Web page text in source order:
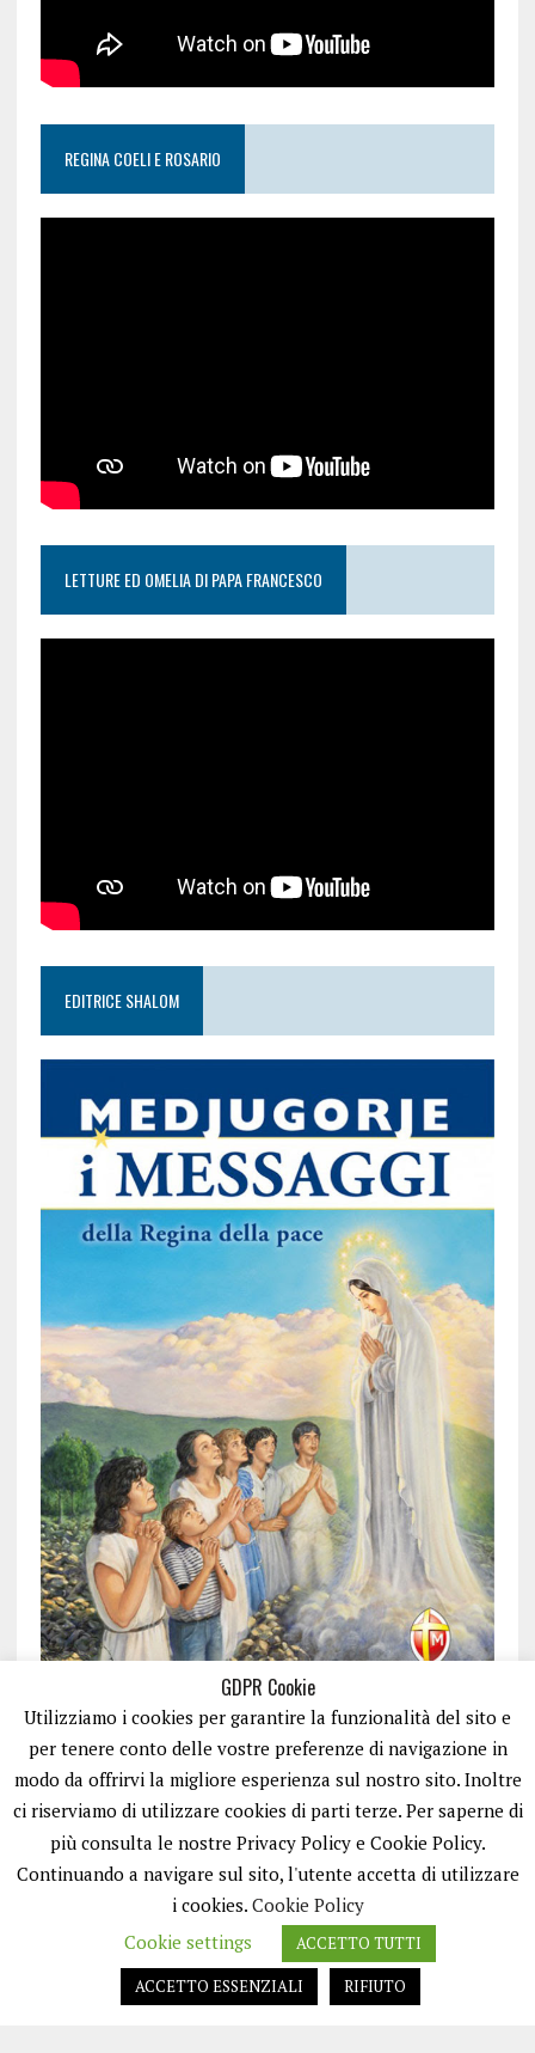
REGINA COELI E ROSARIO
LETTURE ED OMELIA DI PAPA FRANCESCO
EDITRICE SHALOM
ISCRIVITI
GDPR Cookie
Utilizziamo i cookies per garantire la funzionalità del sito e
per tenere conto delle vostre preferenze di navigazione in
modo da offrirvi la migliore esperienza sul nostro sito. Inoltre
ci riserviamo di utilizzare cookies di parti terze. Per saperne di
più consulta le nostre Privacy Policy e Cookie Policy.
Continuando a navigare sul sito, l'utente accetta di utilizzare
i cookies. Cookie Policy
Cookie settings
ACCETTO TUTTI
ACCETTO ESSENZIALI
RIFIUTO